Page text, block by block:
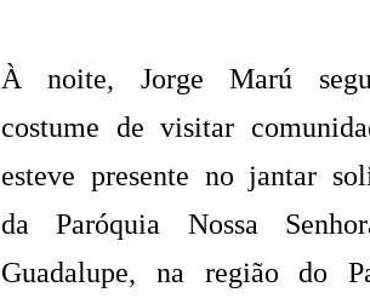
À noite, Jorge Marú
costume de visitar
esteve presente no jantar
da Paróquia Nossa
Guadalupe, na região do